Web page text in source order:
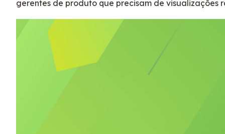
gerentes de produto que precisam de visualizações